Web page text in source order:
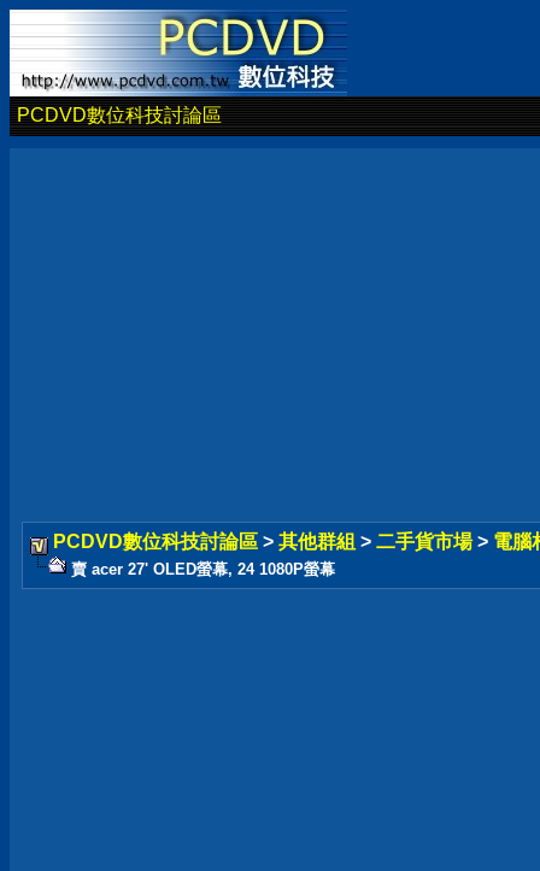
PCDVD數位科技討論區
PCDVD數位科技討論區 > 其他群組 > 二手貨市場 > 電腦
賣 acer 27' OLED螢幕, 24 1080P螢幕